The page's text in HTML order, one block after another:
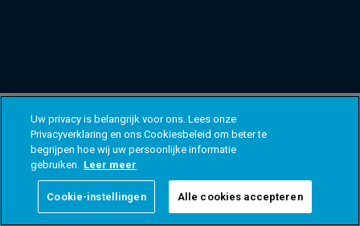
Uw privacy is belangrijk voor ons. Lees onze
Privacyverklaring en ons Cookiesbeleid om beter te
begrijpen hoe wij uw persoonlijke informatie
gebruiken. Leer meer
Cookie-instellingen Alle cookies accepteren